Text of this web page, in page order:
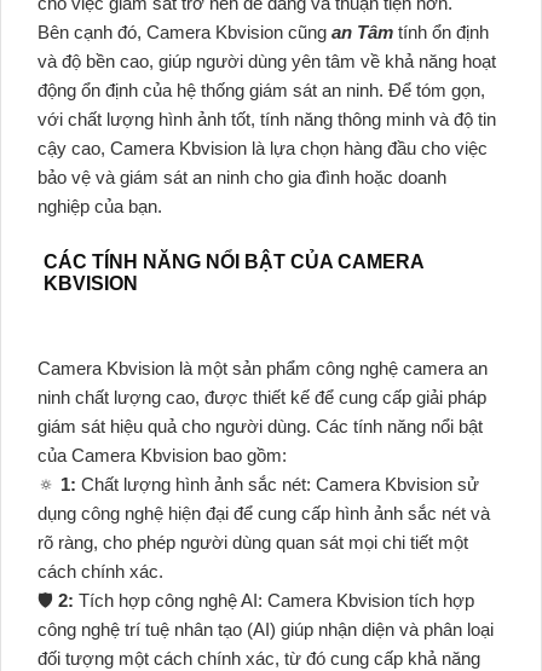
Bên cạnh đó, Camera Kbvision cũng an Tâm tính ổn định
và độ bền cao, giúp người dùng yên tâm về khả năng hoạt
động ổn định của hệ thống giám sát an ninh. Để tóm gọn,
với chất lượng hình ảnh tốt, tính năng thông minh và độ tin
cậy cao, Camera Kbvision là lựa chọn hàng đầu cho việc
bảo vệ và giám sát an ninh cho gia đình hoặc doanh
nghiệp của bạn.
CÁC TÍNH NĂNG NỔI BẬT CỦA CAMERA
KBVISION
Camera Kbvision là một sản phẩm công nghệ camera an
ninh chất lượng cao, được thiết kế để cung cấp giải pháp
giám sát hiệu quả cho người dùng. Các tính năng nổi bật
của Camera Kbvision bao gồm:
🔅 1: Chất lượng hình ảnh sắc nét: Camera Kbvision sử
dụng công nghệ hiện đại để cung cấp hình ảnh sắc nét và
rõ ràng, cho phép người dùng quan sát mọi chi tiết một
cách chính xác.
🛡 2: Tích hợp công nghệ AI: Camera Kbvision tích hợp
công nghệ trí tuệ nhân tạo (AI) giúp nhận diện và phân loại
đối tượng một cách chính xác, từ đó cung cấp khả năng